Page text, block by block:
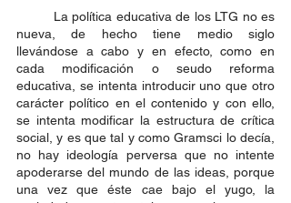
nueva, de hecho tiene medio siglo
llevándose a cabo y en efecto, como en
cada modificación o seudo reforma
educativa, se intenta introducir uno que otro
carácter político en el contenido y con ello,
se intenta modificar la estructura de crítica
social, y es que tal y como Gramsci lo decía,
no hay ideología perversa que no intente
apoderarse del mundo de las ideas, porque
una vez que éste cae bajo el yugo, la